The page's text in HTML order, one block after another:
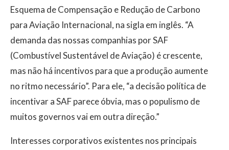
Esquema de Compensação e Redução de Carbono
para Aviação Internacional, na sigla em inglês. “A
demanda das nossas companhias por SAF
(Combustível Sustentável de Aviação) é crescente,
mas não há incentivos para que a produção aumente
no ritmo necessário”. Para ele, “a decisão política de
incentivar a SAF parece óbvia, mas o populismo de
muitos governos vai em outra direção.”
Interesses corporativos existentes nos principais